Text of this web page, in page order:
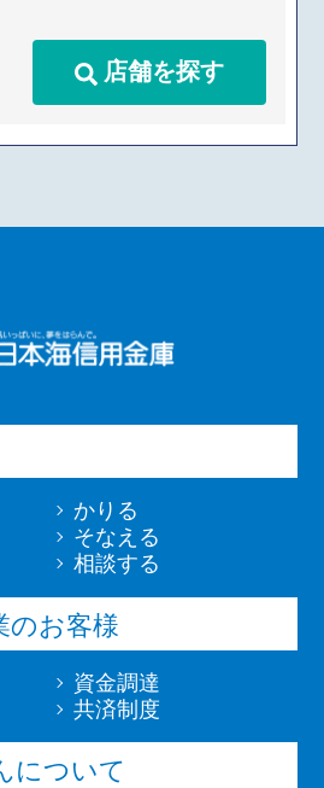
店舗を探す
かりる
そなえる
相談する
のお客様
資金調達
共済制度
について